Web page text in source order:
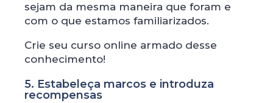
sejam da mesma maneira que foram e
com o que estamos familiarizados.
Crie seu curso online armado desse
conhecimento!
5. Estabeleça marcos e introduza
recompensas